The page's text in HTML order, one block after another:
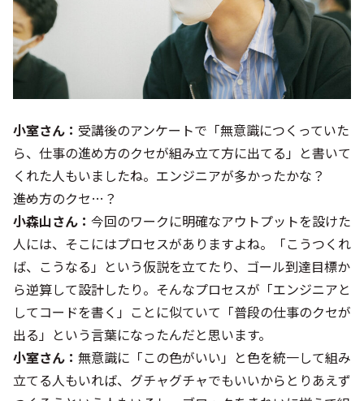
小室さん： 受講後のアンケートで「無意識につくっていた
ら、仕事の進め方のクセが組み立て方に出てる」と書いて
くれた人もいましたね。エンジニアが多かったかな？
――進め方のクセ…？
小森山さん： 今回のワークに明確なアウトプットを設けた
人には、そこにはプロセスがありますよね。「こうつくれ
ば、こうなる」という仮説を立てたり、ゴール到達目標か
ら逆算して設計したり。そんなプロセスが「エンジニアと
してコードを書く」ことに似ていて「普段の仕事のクセが
出る」という言葉になったんだと思います。
小室さん： 無意識に「この色がいい」と色を統一して組み
立てる人もいれば、グチャグチャでもいいからとりあえず